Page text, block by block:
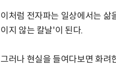
이처럼 전자파는 일상에서는 삶
이지 않는 칼날'이 된다.
그러나 현실을 들여다보면 화려